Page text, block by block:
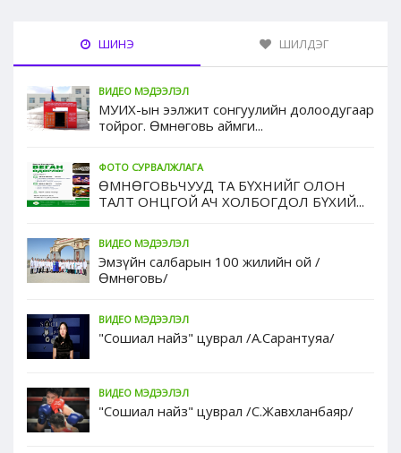
ШИНЭ ШИЛДЭГ
ВИДЕО МЭДЭЭЛЭЛ
МУИХ-ын ээлжит сонгуулийн долоодугаар
тойрог. Өмнөговь аймги...
ФОТО СУРВАЛЖЛАГА
ӨМНӨГОВЬЧУУД ТА БҮХНИЙГ ОЛОН
ТАЛТ ОНЦГОЙ АЧ ХОЛБОГДОЛ БҮХИЙ...
ВИДЕО МЭДЭЭЛЭЛ
Эмзүйн салбарын 100 жилийн ой /
Өмнөговь/
ВИДЕО МЭДЭЭЛЭЛ
"Сошиал найз" цуврал /А.Сарантуяа/
ВИДЕО МЭДЭЭЛЭЛ
"Сошиал найз" цуврал /С.Жавхланбаяр/